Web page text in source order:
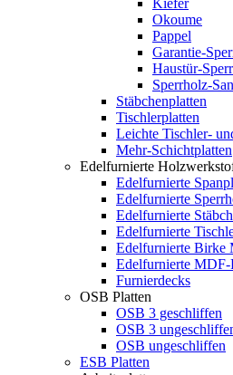
Okoume
Pappel
Garantie-
Haustür-
Sperrholz-
Stäbchenplatten
Tischlerplatten
Leichte Tischler-
Mehr-Schichtplatten
Edelfurnierte
Edelfurnierte
Edelfurnierte
Edelfurnierte
Edelfurnierte
Edelfurnierte Birke
Edelfurnierte MDF-
Furnierdecks
OSB Platten
OSB 3 geschliffen
OSB 3
OSB ungeschliffen
ESB Platten